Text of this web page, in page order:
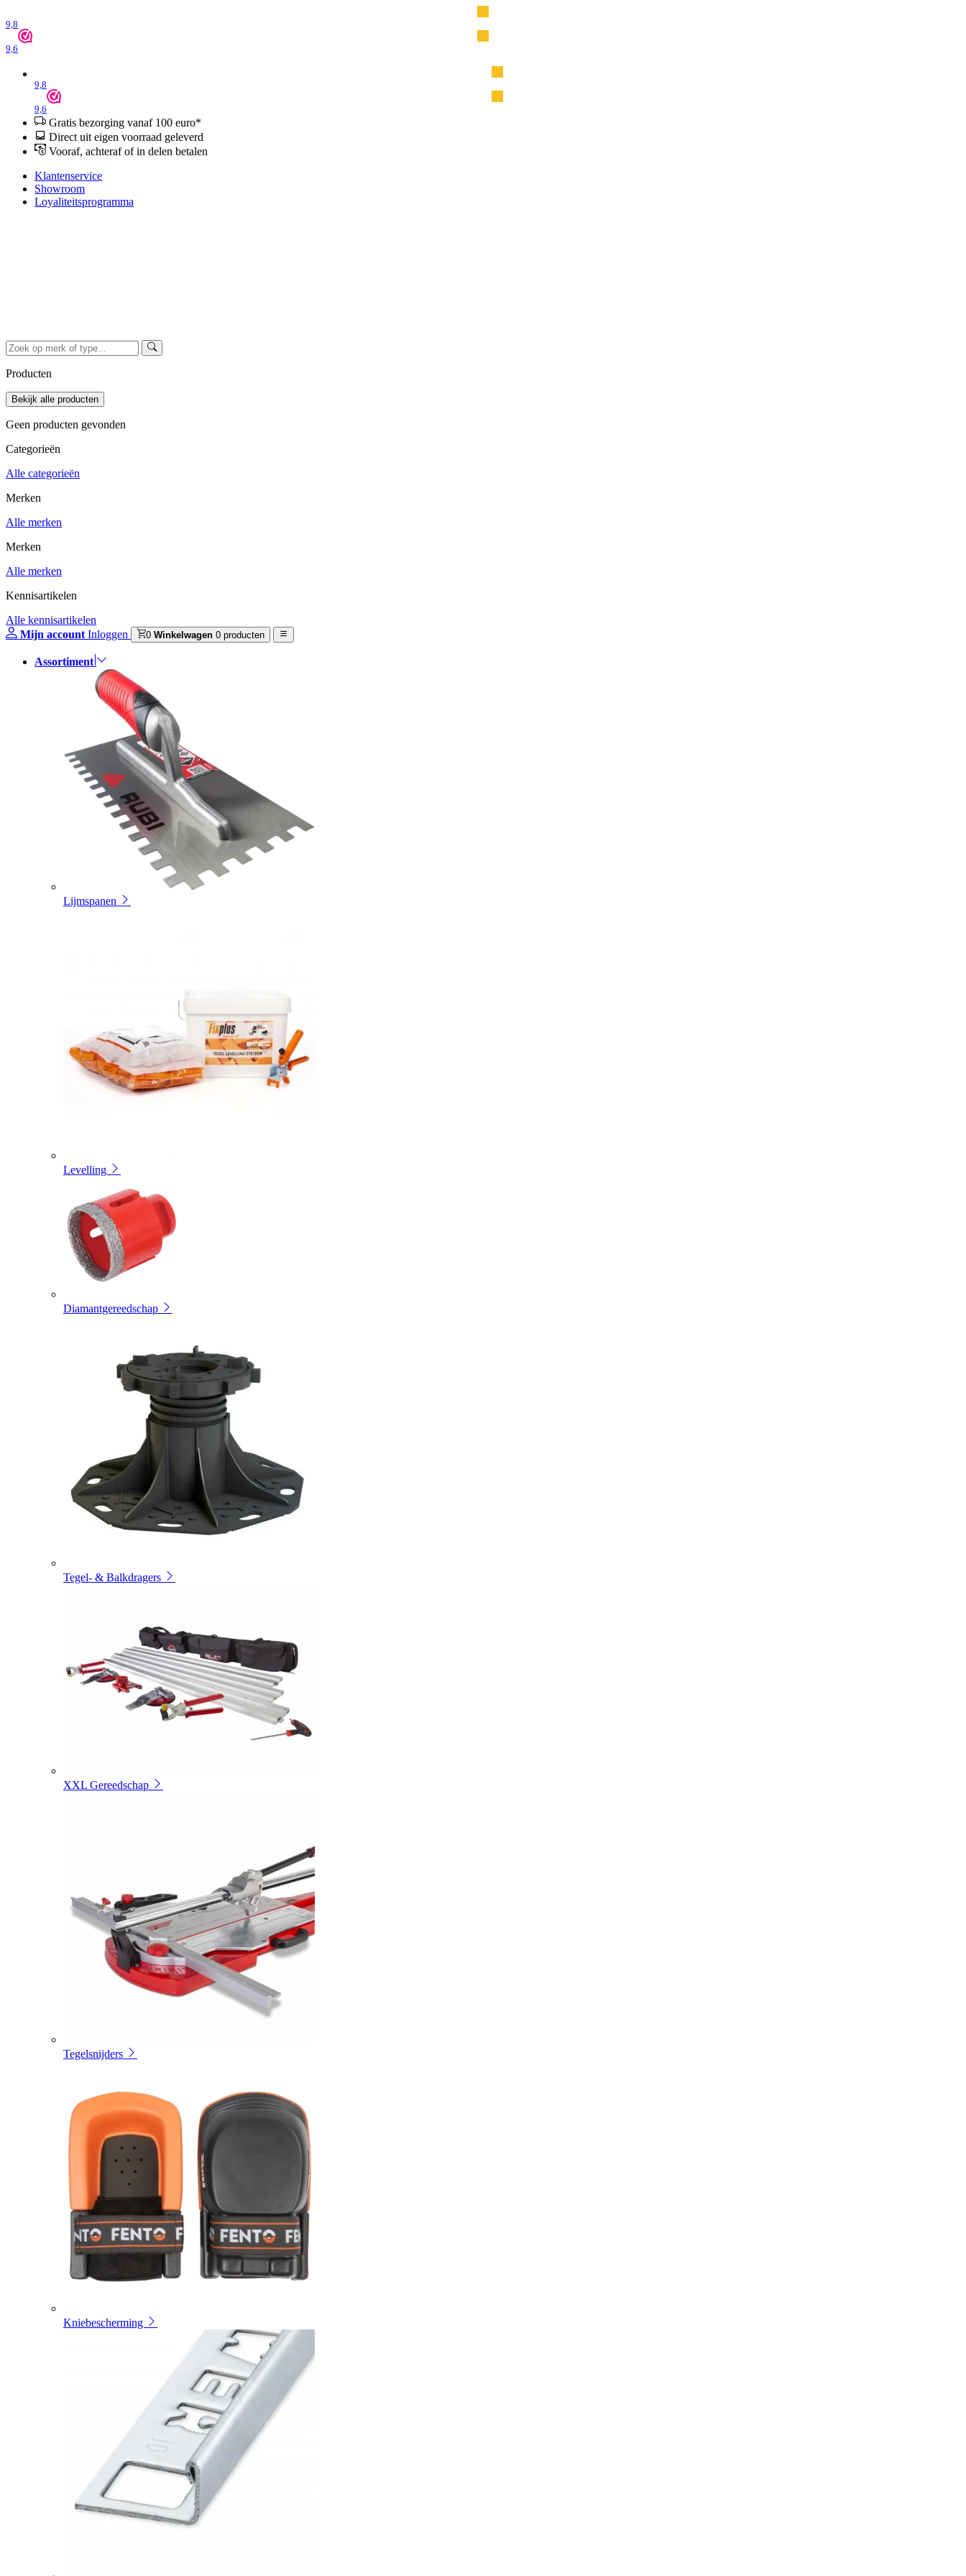
9,8
9,6
9,8
9,6
Gratis bezorging vanaf 100 euro*
Direct uit eigen voorraad geleverd
Vooraf, achteraf of in delen betalen
Klantenservice
Showroom
Loyaliteitsprogramma
Producten
Geen producten gevonden
Categorieën
Alle categorieën
Merken
Alle merken
Merken
Alle merken
Kennisartikelen
Alle kennisartikelen
Mijn account Inloggen 0 Winkelwagen 0 producten
Assortiment
Lijmspanen
Levelling
Diamantgereedschap
Tegel- & Balkdragers
XXL Gereedschap
Tegelsnijders
Kniebescherming